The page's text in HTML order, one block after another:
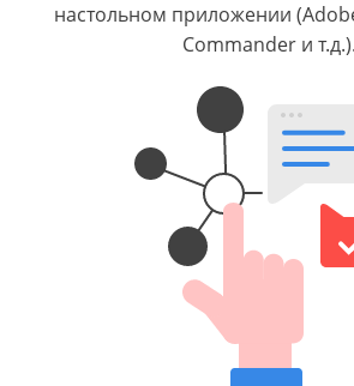
настольном приложении
Commander и т.д.).